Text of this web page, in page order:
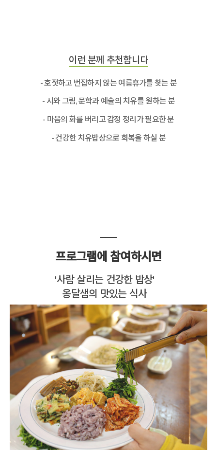
이런 분께 추천합니다
- 호젓하고 번잡하지 않는 여름휴가를 찾는 분
- 시와 그림, 문학과 예술의 치유를 원하는 분
- 마음의 화를 버리고 감정 정리가 필요한 분
- 건강한 치유밥상으로 회복을 하실 분
프로그램에 참여하시면
'사람 살리는 건강한 밥상'
옹달샘의 맛있는 식사